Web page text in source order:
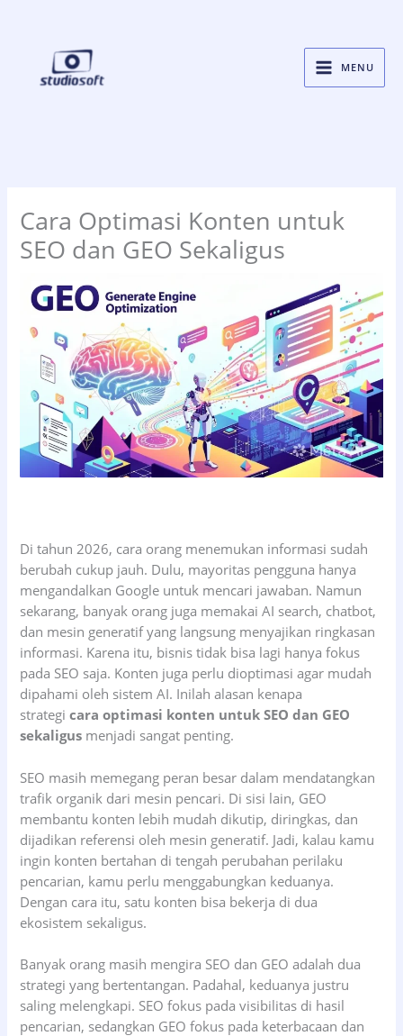
MENU
Cara Optimasi Konten untuk
SEO dan GEO Sekaligus
Di tahun 2026, cara orang menemukan informasi sudah
berubah cukup jauh. Dulu, mayoritas pengguna hanya
mengandalkan Google untuk mencari jawaban. Namun
sekarang, banyak orang juga memakai AI search, chatbot,
dan mesin generatif yang langsung menyajikan ringkasan
informasi. Karena itu, bisnis tidak bisa lagi hanya fokus
pada SEO saja. Konten juga perlu dioptimasi agar mudah
dipahami oleh sistem AI. Inilah alasan kenapa
strategicara optimasi konten untuk SEO dan GEO
sekaligus menjadi sangat penting.
SEO masih memegang peran besar dalam mendatangkan
trafik organik dari mesin pencari. Di sisi lain, GEO
membantu konten lebih mudah dikutip, diringkas, dan
dijadikan referensi oleh mesin generatif. Jadi, kalau kamu
ingin konten bertahan di tengah perubahan perilaku
pencarian, kamu perlu menggabungkan keduanya.
Dengan cara itu, satu konten bisa bekerja di dua
ekosistem sekaligus.
Banyak orang masih mengira SEO dan GEO adalah dua
strategi yang bertentangan. Padahal, keduanya justru
saling melengkapi. SEO fokus pada visibilitas di hasil
pencarian, sedangkan GEO fokus pada keterbacaan dan